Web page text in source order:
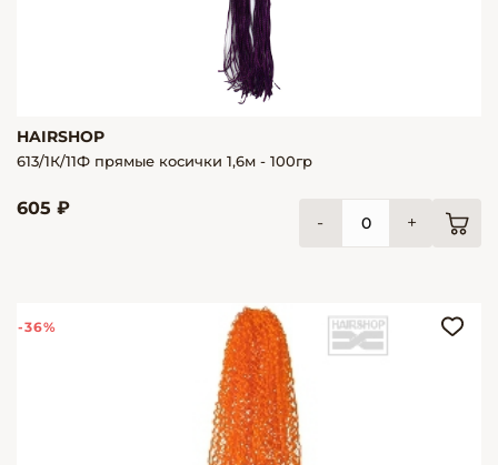
HAIRSHOP
613/1К/11Ф прямые косички 1,6м - 100гр
605 ₽
- +
-36%